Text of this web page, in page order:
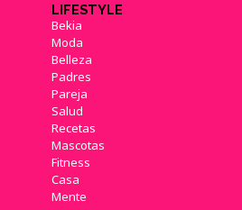
LIFESTYLE
Bekia
Moda
Belleza
Padres
Pareja
Salud
Recetas
Mascotas
Fitness
Casa
Mente